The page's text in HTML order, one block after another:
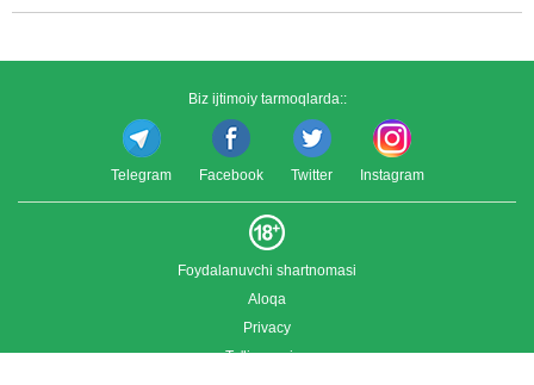
Biz ijtimoiy tarmoqlarda::
Telegram Facebook Twitter Instagram
Foydalanuvchi shartnomasi
Aloqa
Privacy
To'liq versiya